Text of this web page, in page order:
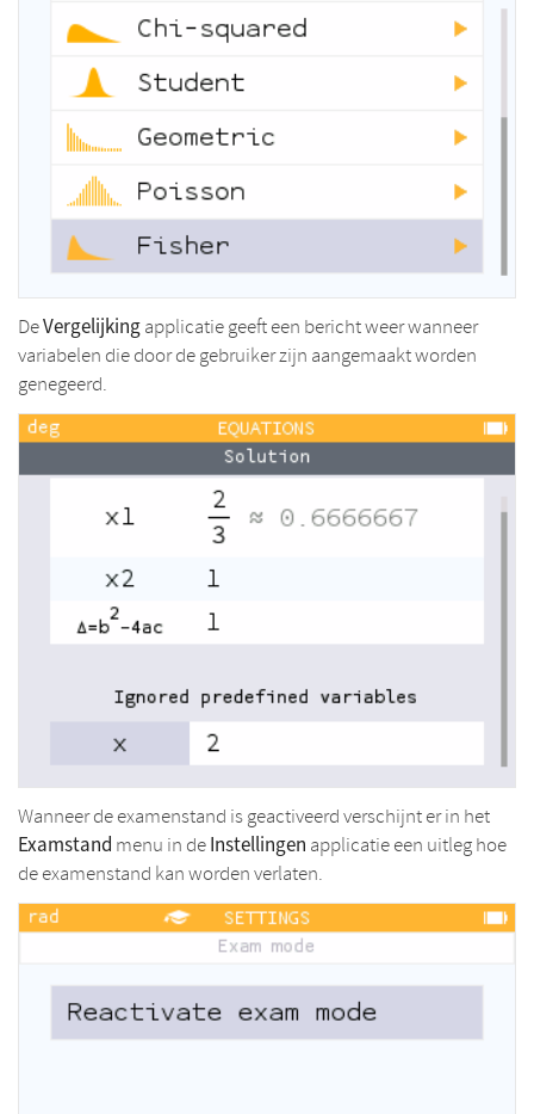
DeVergelijkingapplicatie geeft een bericht weer wanneer
variabelen die door de gebruiker zijn aangemaakt worden
genegeerd.
Wanneer de examenstand is geactiveerd verschijnt er in het
Examstand menu in deInstellingen applicatie een uitleg hoe
de examenstand kan worden verlaten.